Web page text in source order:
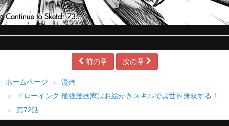
前の章 次の章
ホームページ
漫画
ドローイング 最強漫画家はお絵かきスキルで異世界無双する！
第72話